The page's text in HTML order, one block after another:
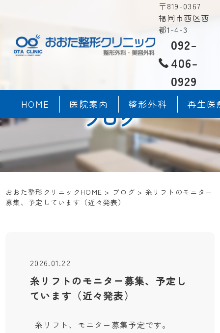
〒819-0367
福岡市西区西
都1-4-3
092-
406-
0929
HOME 医院案内 整形外科 再生医
ブログ
おおた整形クリニックHOME > ブログ > 糸リフトのモニター
募集、予定しています（近々発表）
2026.01.22
糸リフトのモニター募集、予定し
ています（近々発表）
糸リフト、モニター募集予定です。